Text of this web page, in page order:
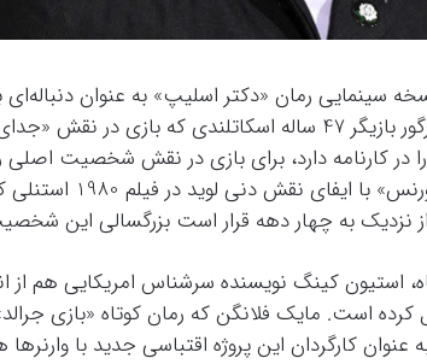
سینمایی رمان «دکتر اسلیپ» به عنوان
«تلالو» خبر داده است. ایون مک گرگور بازیگر 47 ساله اسکاتلندی که
در کارنامه دارد، برای بازی در نقش شخصیت
قرارداد بسته است. کودکی «دنی
نزدیک به چهار دهه قرار است بزرگسالی این
استیون کینگ نویسنده سرشناس امریکایی هم
کرده است. مایک فلانگن که رمان کوتاه «بازی
عنوان کارگردان این پروژه اقتباسی جدید با